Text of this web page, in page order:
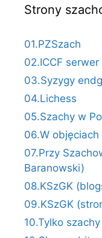
Strony
01.PZSzach
02.ICCF serwer
03.Syzygy
04.Lichess
05.Szachy w
06.W
07.Przy
Baranowski)
08.KSzGK
09.KSzGK
10.Tylko